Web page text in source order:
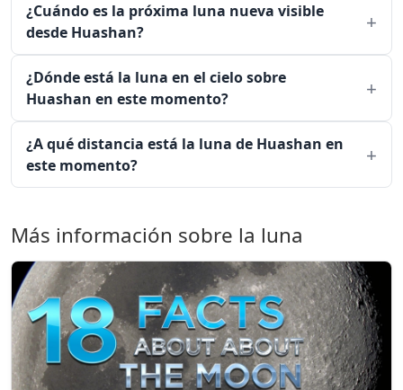
¿Cuándo es la próxima luna nueva visible
desde Huashan?
¿Dónde está la luna en el cielo sobre
Huashan en este momento?
¿A qué distancia está la luna de Huashan en
este momento?
Más información sobre la luna